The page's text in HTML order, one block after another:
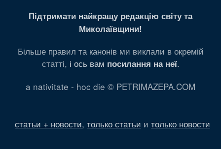
Підтримати найкращу редакцію світу та
Миколаївщини!
Більше правил та канонів ми виклали в окремій
статті, і ось вам посилання на неї.
a nativitate - hoc die © PETRIMAZEPA.COM
статьи + новости, только статьи и только новости